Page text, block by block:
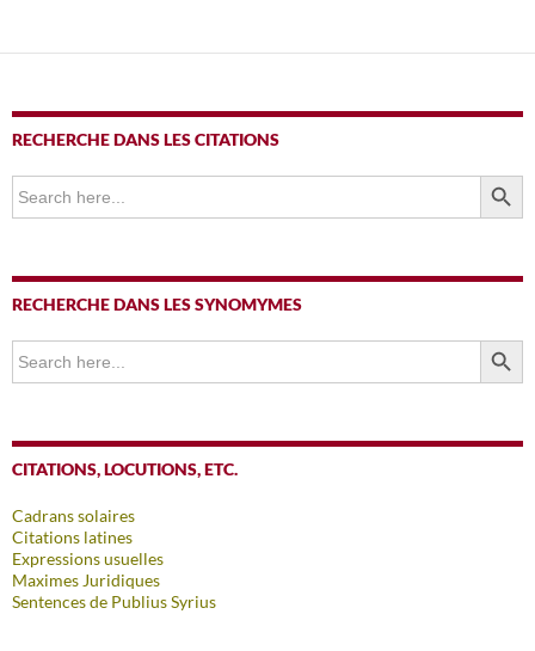
RECHERCHE DANS LES CITATIONS
Search
for:
SEARCH
RECHERCHE DANS LES SYNOMYMES
Search
for:
SEARCH
CITATIONS, LOCUTIONS, ETC.
Cadrans solaires
Citations latines
Expressions usuelles
Maximes Juridiques
Sentences de Publius Syrius